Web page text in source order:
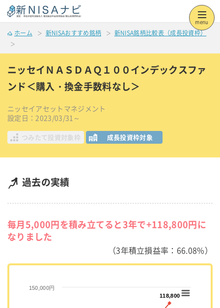
menu
ホーム 新NISAおすすめ銘柄 新NISA銘柄比較表（成長投資枠）
ニッセイＮＡＳＤＡＱ１００インデックスファ
ンド＜購入・換金手数料なし＞
ニッセイアセットマネジメント
設定日：2023/03/31～
つみたて投資対象枠 成長投資枠対象
過去の実績
毎月5,000円を積み立てると3年で+118,800円に
なりました
（3年積立損益率：66.08%）
118,800
118,800
150,000円